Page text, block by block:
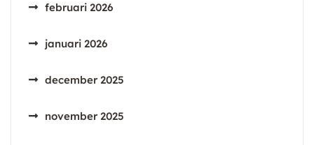
februari 2026
januari 2026
december 2025
november 2025